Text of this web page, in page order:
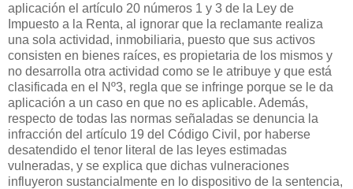
aplicación el artículo 20 números 1 y 3 de la Ley de
Impuesto a la Renta, al ignorar que la reclamante realiza
una sola actividad, inmobiliaria, puesto que sus activos
consisten en bienes raíces, es propietaria de los mismos y
no desarrolla otra actividad como se le atribuye y que está
clasificada en el Nº3, regla que se infringe porque se le da
aplicación a un caso en que no es aplicable. Además,
respecto de todas las normas señaladas se denuncia la
infracción del artículo 19 del Código Civil, por haberse
desatendido el tenor literal de las leyes estimadas
vulneradas, y se explica que dichas vulneraciones
influyeron sustancialmente en lo dispositivo de la sentencia,